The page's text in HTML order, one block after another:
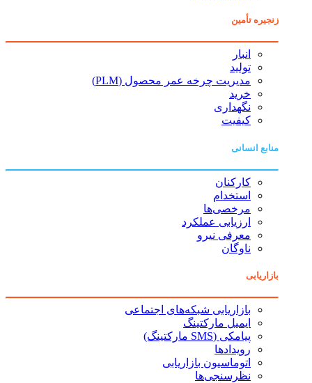
زنجیره تأمین
انبار
تولید
مدیریت چرخه عمر محصول (PLM)
خرید
نگهداری
کیفیت
منابع انسانی
کارکنان
استخدام
مرخصی‌ها
ارزیابی عملکرد
معرفی نیرو
ناوگان
بازاریابی
بازاریابی شبکه‌های اجتماعی
ایمیل مارکتینگ
پیامکی (SMS مارکتینگ)
رویدادها
اتوماسیون بازاریابی
نظرسنجی‌ها